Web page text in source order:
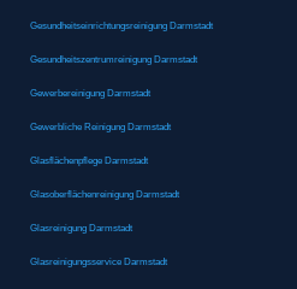
Gesundheitseinrichtungsreinigung Darmstadt
Gesundheitszentrumreinigung Darmstadt
Gewerbereinigung Darmstadt
Gewerbliche Reinigung Darmstadt
Glasflächenpflege Darmstadt
Glasoberflächenreinigung Darmstadt
Glasreinigung Darmstadt
Glasreinigungsservice Darmstadt